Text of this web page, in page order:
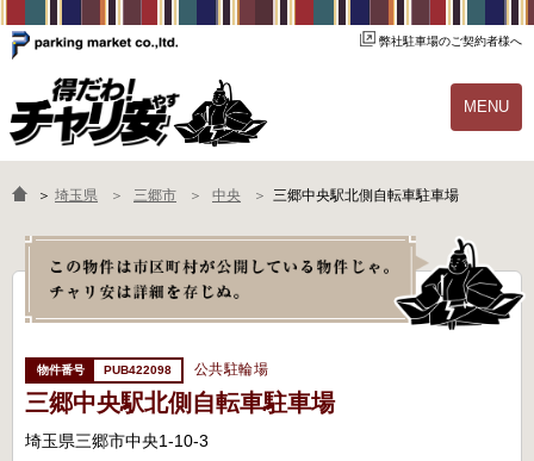
弊社駐車場のご契約者様へ
MENU
物件一覧 ご契約の流れ
よくあるご質問 駐輪場オーナー様へ
＞ 埼玉県 三郷市 中央 三郷中央駅北側自転車駐車場
PUB422098 公共駐輪場
三郷中央駅北側自転車駐車場
埼玉県三郷市中央1-10-3